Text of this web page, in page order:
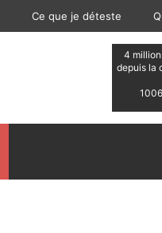
Ce que je déteste
4
depuis la